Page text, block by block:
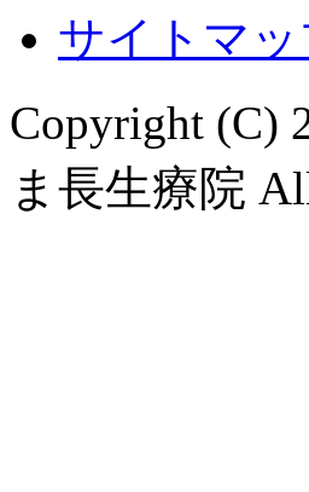
サイトマ
Copyright (C)
ま長生療院